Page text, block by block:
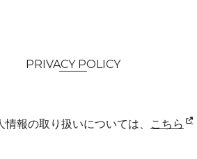
PRIVACY POLICY
報の取り扱いについては、 こちら